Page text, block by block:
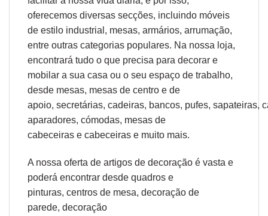
oferecemos diversas secções, incluindo móveis
de estilo industrial, mesas, armários, arrumação,
entre outras categorias populares. Na nossa loja,
encontrará tudo o que precisa para decorar e
mobilar a sua casa ou o seu espaço de trabalho,
desde mesas, mesas de centro e de
apoio, secretárias, cadeiras, bancos, pufes, sapateiras,
aparadores, cómodas, mesas de
cabeceiras e cabeceiras e muito mais.
A nossa oferta de artigos de decoração é vasta e
poderá encontrar desde quadros e
pinturas, centros de mesa, decoração de
parede, decoração